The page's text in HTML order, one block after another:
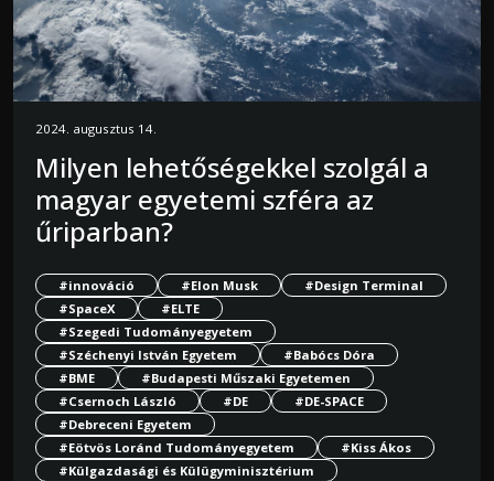
2024. augusztus 14.
Milyen lehetőségekkel szolgál a
magyar egyetemi szféra az
űriparban?
#innováció #Elon Musk
#Design Terminal
#SpaceX
#ELTE
#Szegedi Tudományegyetem
#Széchenyi István Egyetem
#Babócs Dóra
#BME
#Budapesti Műszaki Egyetemen
#Csernoch László
#DE
#DE-SPACE
#Debreceni Egyetem
#Eötvös Loránd Tudományegyetem
#Kiss Ákos
#Külgazdasági és Külügyminisztérium